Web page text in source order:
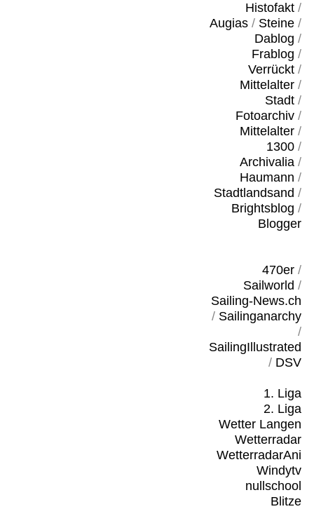
Histofakt/
Augias/ Steine/
Dablog /
Frablog /
Verrückt/
Mittelalter/
Stadt/
Fotoarchiv/
Mittelalter/
1300/
Archivalia/
Haumann /
Stadtlandsand /
Brightsblog /
Blogger
470er/
Sailworld /
Sailing-News.ch
/ Sailinganarchy
/
SailingIllustrated
/ DSV
1. Liga
2. Liga
Wetter Langen
Wetterradar
WetterradarAni
Windytv
nullschool
Blitze